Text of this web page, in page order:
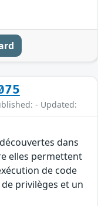
- Updated:
dans
elles permettent
de code
privilèges et un